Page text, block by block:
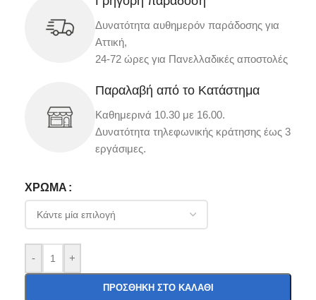
Δυνατότητα αυθημερόν παράδοσης για
Αττική,
24-72 ώρες για Πανελλαδικές αποστολές
Παραλαβή από το Κατάστημα
Καθημερινά 10.30 με 16.00.
Δυνατότητα τηλεφωνικής κράτησης έως 3
εργάσιμες.
ΧΡΏΜΑ
- +
ΠΡΟΣΘΉΚΗ ΣΤΟ ΚΑΛΆΘΙ